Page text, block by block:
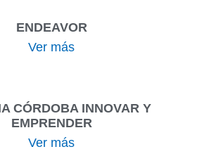
ENDEAVOR
Ver más
CÓRDOBA INNOVAR Y
EMPRENDER
Ver más